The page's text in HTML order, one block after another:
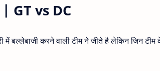
| GT vs DC
बल्लेबाजी करने वाली टीम ने जीते है लेकिन जिन टीम